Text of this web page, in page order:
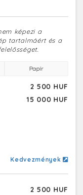
képezi a
tartalmáért és a
Papír
2 500 HUF
15 000 HUF
Kedvezmények
2 500 HUF